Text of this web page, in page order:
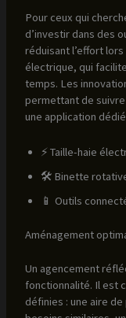
Pour ceux qui
d’investir dans des
réduisant l’effort
électrique, qui
temps. Les
permettant de suivre
une application
⚡ Taille-haie
🛠️ Binette
📱 Outils
Aménagement
Un agencement
fonctionnalité. Il est
définies : une aire